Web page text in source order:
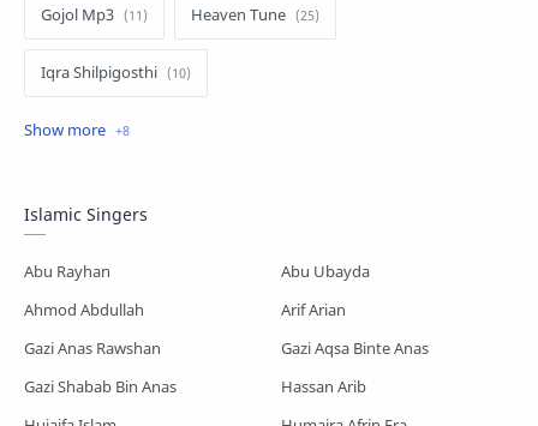
Gojol Mp3 Heaven Tune
Iqra Shilpigosthi
Islamic Story
Shopnoshiri
Islamic Singers
Abu Rayhan
Abu Ubayda
Ahmod Abdullah
Arif Arian
Gazi Anas Rawshan
Gazi Aqsa Binte Anas
Gazi Shabab Bin Anas
Hassan Arib